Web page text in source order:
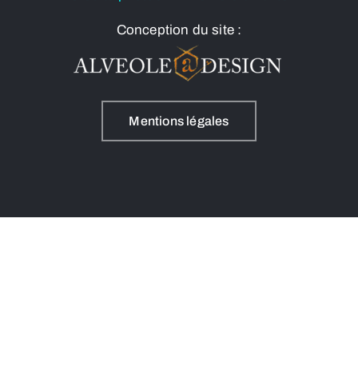
Conception du site :
Mentions légales